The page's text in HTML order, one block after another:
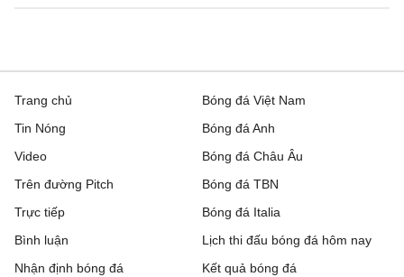
21:00 Wigan Athletic
Bristol Rovers 21:00 Peterboroug United
Reading
Trang chủ
Tin Nóng
Video
Trên đường Pitch
Trực tiếp
Bóng đá Việt Nam
Bóng đá Anh
Bóng đá Châu Âu
Bóng đá TBN
Bóng đá Italia
Bình luận
Nhận định bóng đá
Lịch thi đấu bóng đá hôm nay
Kết quả bóng đá